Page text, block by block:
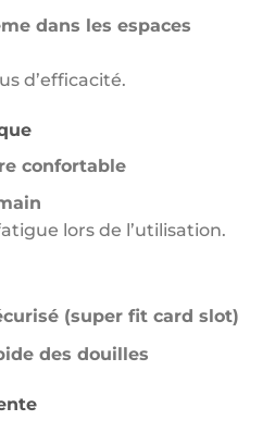
dans les espaces
d’efficacité.
confortable
lors de l’utilisation.
(super fit card slot)
des douilles